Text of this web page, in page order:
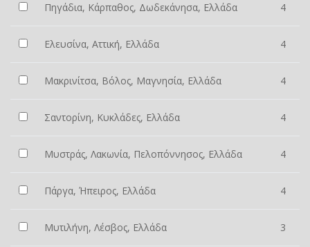
Πηγάδια, Κάρπαθος, Δωδεκάνησα, Ελλάδα 4
Ελευσίνα, Αττική, Ελλάδα 4
Μακρινίτσα, Βόλος, Μαγνησία, Ελλάδα 4
Σαντορίνη, Κυκλάδες, Ελλάδα 4
Μυστράς, Λακωνία, Πελοπόννησος, Ελλάδα 4
Πάργα, Ήπειρος, Ελλάδα 4
Μυτιλήνη, Λέσβος, Ελλάδα 3